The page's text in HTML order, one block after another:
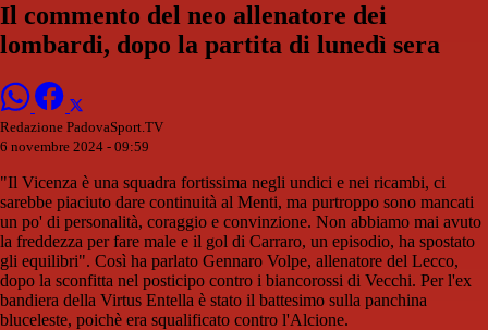
Il commento del neo allenatore dei
lombardi, dopo la partita di lunedì sera
Redazione PadovaSport.TV
6 novembre 2024 - 09:59
"Il Vicenza è una squadra fortissima negli undici e nei ricambi, ci
sarebbe piaciuto dare continuità al Menti, ma purtroppo sono mancati
un po' di personalità, coraggio e convinzione. Non abbiamo mai avuto
la freddezza per fare male e il gol di Carraro, un episodio, ha spostato
gli equilibri". Così ha parlato Gennaro Volpe, allenatore del Lecco,
dopo la sconfitta nel posticipo contro i biancorossi di Vecchi. Per l'ex
bandiera della Virtus Entella è stato il battesimo sulla panchina
bluceleste, poichè era squalificato contro l'Alcione.